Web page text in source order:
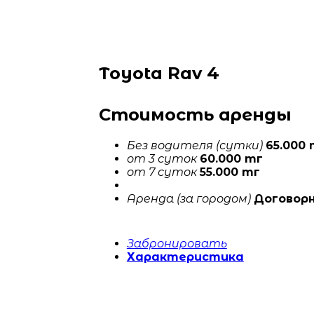
Toyota Rav 4
Стоимость аренды
Без водителя (сутки) 65.000
от 3 суток 60.000 тг
от 7 суток55.000 тг
Аренда (за городом)
Забронировать
Характеристика